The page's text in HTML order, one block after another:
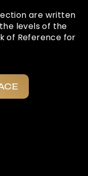
are written
levels of the
of Reference for